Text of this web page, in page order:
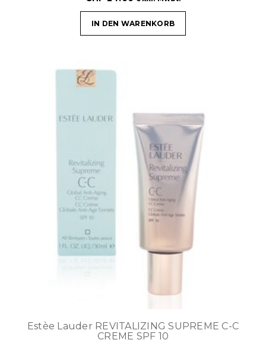
IN DEN WARENKORB
Estèe Lauder REVITALIZING SUPREME C-C
CREME SPF 10